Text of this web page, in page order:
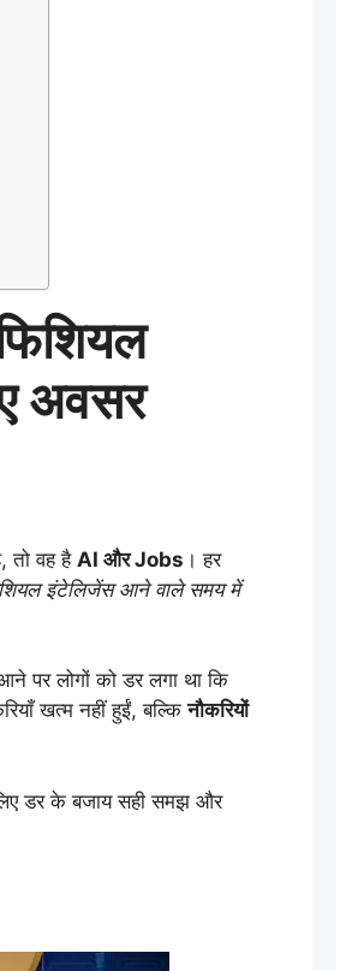
अवसर
तो वह है AI और Jobs । हर
इंटेलिजेंस आने वाले समय में
पर लोगों को डर लगा था कि
खत्म नहीं हुईं, बल्किनौकरियों
डर के बजाय सही समझ और